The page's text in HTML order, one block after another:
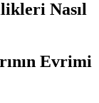
Nasıl
Evrimi